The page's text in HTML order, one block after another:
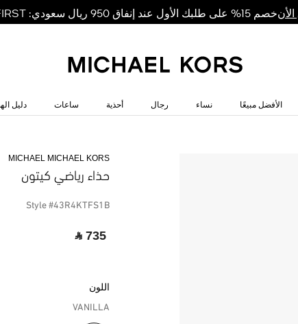
خصم 15% على طلبك الأول عند إنفاق 950 ريال سعودي: MKFIRST
الأفضل مبيعًا نساء رجال أحذية ساعات دليل
MICHAEL MICHAEL KORS
حذاء رياضي كيتون
Style #43R4KTFS1B
‎ ⃁ 735 ‎
اللون
VANILLA